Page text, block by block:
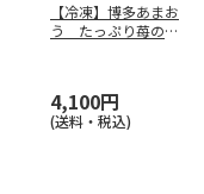
【冷凍】博多あまお
う たっぷり苺のア
4,100円
(送料・税込)